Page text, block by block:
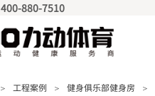
400-880-7510
＞ 工程案例 ＞ 健身俱乐部健身房 ＞